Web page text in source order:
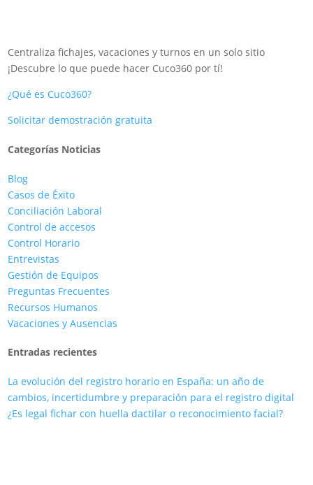
Centraliza fichajes, vacaciones y turnos en un solo sitio
¡Descubre lo que puede hacer Cuco360 por tí!
¿Qué es Cuco360?
Solicitar demostración gratuita
Categorías Noticias
Blog
Casos de Éxito
Conciliación Laboral
Control de accesos
Control Horario
Entrevistas
Gestión de Equipos
Preguntas Frecuentes
Recursos Humanos
Vacaciones y Ausencias
Entradas recientes
La evolución del registro horario en España: un año de
cambios, incertidumbre y preparación para el registro digital
¿Es legal fichar con huella dactilar o reconocimiento facial?